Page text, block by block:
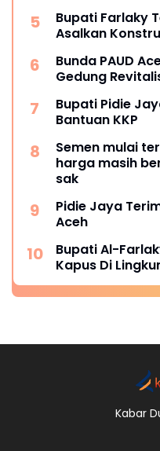
Bupati Farlaky
Asalkan
Bunda PAUD
Gedung
Bupati Pidie
Bantuan KKP
Semen mulai
harga masih
sak
Pidie Jaya
Aceh
Bupati Al-
Kapus Di
Kabar